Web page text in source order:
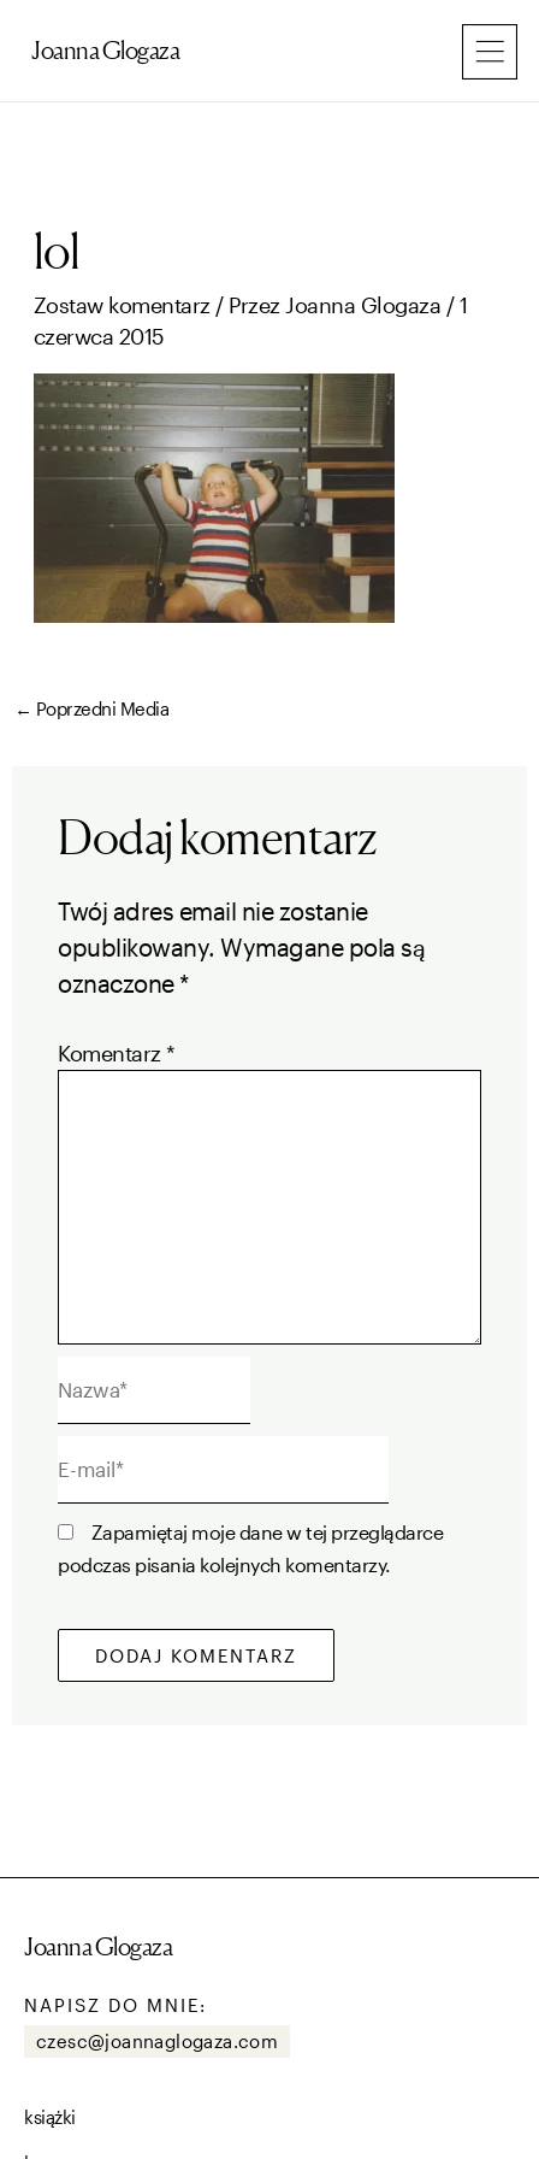
Joanna Glogaza
lol
Zostaw komentarz / PrzezJoanna Glogaza /1
czerwca 2015
← Poprzedni Media
Dodaj komentarz
Twój adres email nie zostanie
opublikowany. Wymagane pola są
oznaczone *
Komentarz *
mail*
Zapamiętaj moje dane w tej przeglądarce
podczas pisania kolejnych komentarzy.
Joanna Glogaza
NAPISZ DO MNIE:
czesc@joannaglogaza.com
książki